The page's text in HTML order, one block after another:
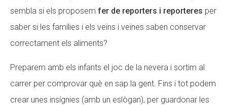
sembla si els proposem fer de reporters i reporteres per
saber si les famílies i els veïns i veïnes saben conservar
correctament els aliments?
Preparem amb els infants el joc de la nevera i sortim al
carrer per comprovar què en sap la gent. Fins i tot podem
crear unes insígnies (amb un eslògan), per guardonar les